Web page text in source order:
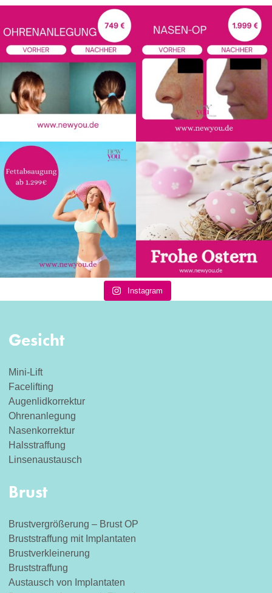
Instagram
Gesicht
Mini-Lift
Facelifting
Augenlidkorrektur
Ohrenanlegung
Nasenkorrektur
Halsstraffung
Linsenaustausch
Brust
Brustvergrößerung – Brust OP
Bruststraffung mit Implantaten
Brustverkleinerung
Bruststraffung
Austausch von Implantaten